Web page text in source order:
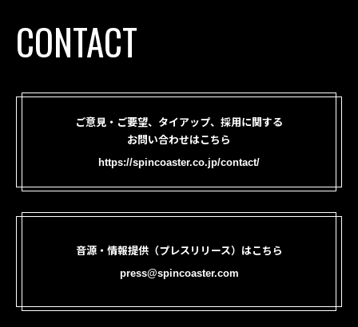
CONTACT
ご意見・ご要望、タイアップ、採用に関する
お問い合わせはこちら
https://spincoaster.co.jp/contact/
音源・情報提供（プレスリリース）はこちら
press@spincoaster.com